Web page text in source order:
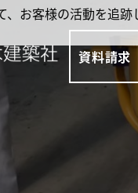
資料請求
、お客様の活動を追